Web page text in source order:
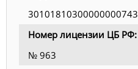
30101810300000000743
Номер лицензии ЦБ РФ:
№ 963